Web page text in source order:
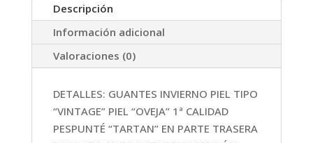
Descripción
Información adicional
Valoraciones (0)
DETALLES: GUANTES INVIERNO PIEL TIPO
“VINTAGE” PIEL “OVEJA” 1ª CALIDAD
PESPUNTÉ “TARTAN” EN PARTE TRASERA